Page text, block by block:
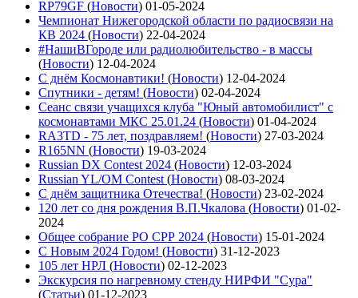
RP79GF (Новости) 01-05-2024
Чемпионат Нижегородской области по радиосвязи на
КВ 2024 (Новости) 22-04-2024
#НашиВГороде или радиолюбительство - в массы
(Новости) 12-04-2024
С днём Космонавтики! (Новости) 12-04-2024
Спутники - детям! (Новости) 02-04-2024
Сеанс связи учащихся клуба "Юный автомобилист" с
космонавтами МКС 25.01.24 (Новости) 01-04-2024
RA3TD - 75 лет, поздравляем! (Новости) 27-03-2024
R165NN (Новости) 19-03-2024
Russian DX Contest 2024 (Новости) 12-03-2024
Russian YL/OM Contest (Новости) 08-03-2024
С днём защитника Отечества! (Новости) 23-02-2024
120 лет со дня рождения В.П.Чкалова (Новости) 01-02-
2024
Общее собрание РО СРР 2024 (Новости) 15-01-2024
С Новым 2024 Годом! (Новости) 31-12-2023
105 лет НРЛ (Новости) 02-12-2023
Экскурсия по нагревному стенду НИРФИ "Сура"
(Статьи) 01-12-2023